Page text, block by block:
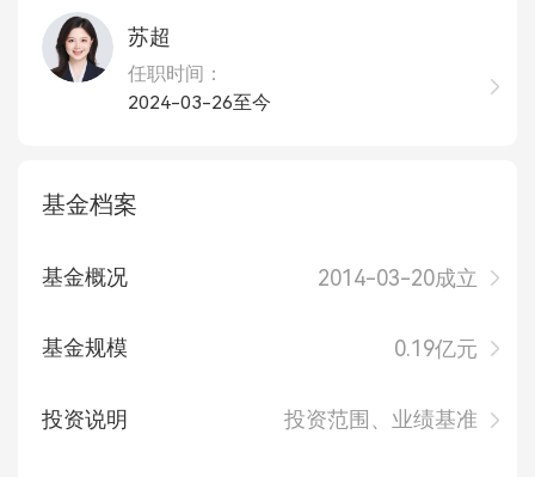
苏超
任职时间：
2024-03-26至今
基金档案
基金概况 2014-03-20成立
基金规模 0.19亿元
投资说明 投资范围、业绩基准